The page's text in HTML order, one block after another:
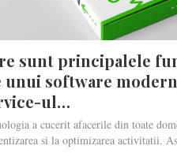
sunt principalele
unui software
ul…
a cucerit afacerile din toate
si la optimizarea activitatii.